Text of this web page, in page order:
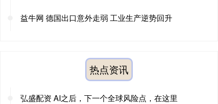
益牛网 德国出口意外走弱 工业生产逆势回升
热点资讯
弘盛配资 AI之后，下一个全球风险点，在这里